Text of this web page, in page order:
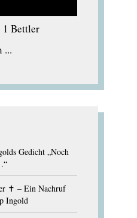
1 Bettler
...
Gedicht „Noch
✝︎ – Ein Nachruf
Ingold